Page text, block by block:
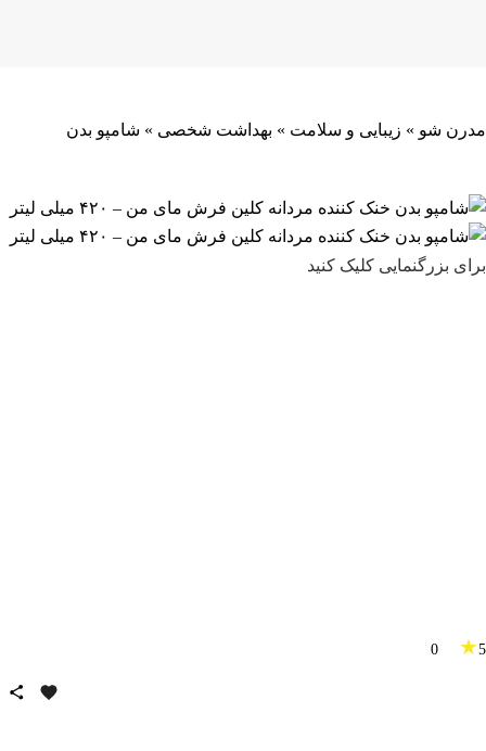
مدرن شو » زیبایی و سلامت » بهداشت شخصی » شامپو بدن
برای بزرگنمایی کلیک کنید
5
★